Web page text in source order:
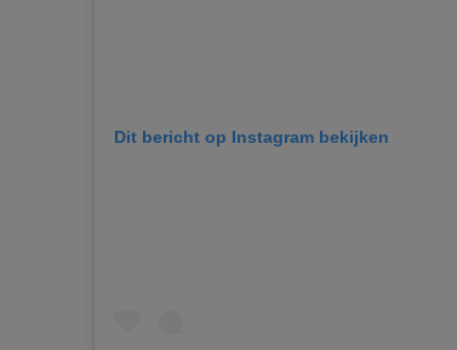
Dit bericht op Instagram bekijken